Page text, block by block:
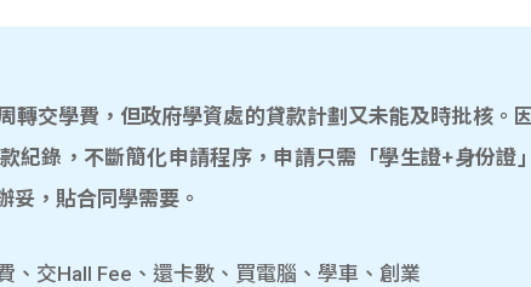
轉交學費，但政府學資處的貸款計劃又未能及時批核。
紀錄，不斷簡化申請程序，申請只需「學生證+身份證
妥，貼合同學需要。
、交Hall Fee、還卡數、買電腦、學車、創業